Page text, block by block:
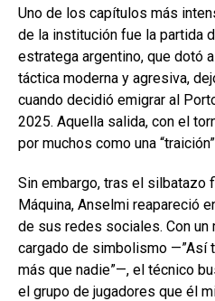
Uno de los capítulos más
de la institución fue la partida
estratega argentino, que dotó
táctica moderna y agresiva,
cuando decidió emigrar al
2025. Aquella salida, con el
por muchos como una
Sin embargo, tras el silbatazo
Máquina, Anselmi reapareció
de sus redes sociales. Con un
cargado de simbolismo —”Así
más que nadie”—, el técnico
el grupo de jugadores que él